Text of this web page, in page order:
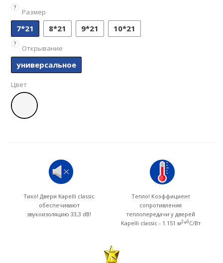
?
Размер
7*21 8*21 9*21 10*21
?
Открывание
универсальное
Цвет
Тихо! Двери Kapelli classic
обеспечивают
звукоизоляцию 33,3 dB!
Тепло! Коэффициент
сопротивления
теплопередачи у дверей
Kapelli classic - 1.151 м2*0C/Вт